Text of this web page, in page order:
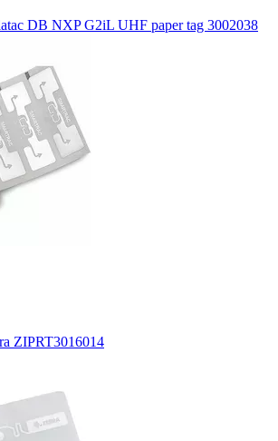
DB NXP G2iL UHF paper tag 3002038
ZIPRT3016014